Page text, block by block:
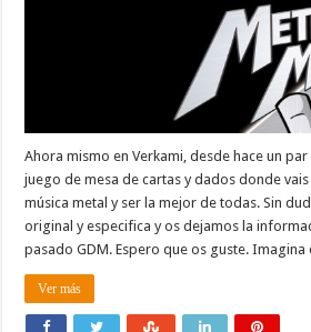
Ahora mismo en Verkami, desde hace un
juego de mesa de cartas y dados donde
música metal y ser la mejor de todas. Sin
original y especifica y os dejamos la
pasado GDM. Espero que os guste.
Ver más